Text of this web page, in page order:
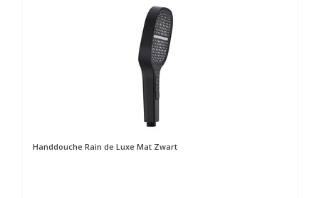
Handdouche Rain de Luxe Mat Zwart